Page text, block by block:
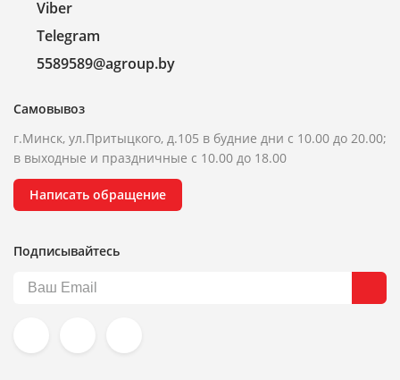
Viber
Telegram
5589589@agroup.by
Самовывоз
г.Минск, ул.Притыцкого, д.105 в будние дни с 10.00 до 20.00;
в выходные и праздничные с 10.00 до 18.00
Написать обращение
Подписывайтесь